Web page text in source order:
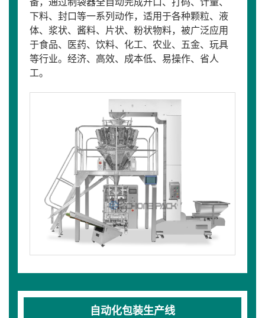
备，通过制袋器全自动完成开口、打码、计量、
下料、封口等一系列动作，适用于各种颗粒、液
体、浆状、酱料、片状、粉状物料，被广泛应用
于食品、医药、饮料、化工、农业、五金、玩具
等行业。经济、高效、成本低、易操作、省人
工。
自动化包装生产线